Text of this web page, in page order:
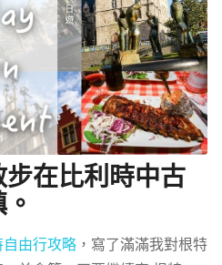
在比利時中古
由行攻略，寫了滿滿我對根特